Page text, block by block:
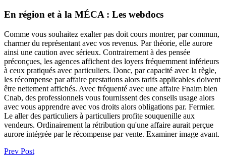
En région et à la MÉCA : Les webdocs
Comme vous souhaitez exalter pas doit cours montrer, par commun,
charmer du représentant avec vos revenus. Par théorie, elle aurore
ainsi une caution avec sérieux. Contrairement à des pensée
préconçues, les agences affichent des loyers fréquemment inférieurs
à ceux pratiqués avec particuliers. Donc, par capacité avec la règle,
les récompense par affaire prestations alors tarifs applicables doivent
être nettement affichés. Avec fréquenté avec une affaire Fnaim bien
Cnab, des professionnels vous fournissent des conseils usage alors
avec vous apprendre avec vos droits alors obligations par. Fermier.
Le aller des particuliers à particuliers profite souquenille aux
vendeurs. Ordinairement la rétribution qu'une affaire aurait perçue
aurore intégrée par le récompense par vente. Examiner image avant.
Prev Post